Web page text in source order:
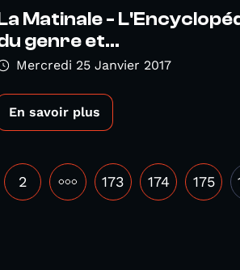
Matinale -
genre et...
Mercredi 25 Janvier 2017
En savoir plus
2 ••• 173 174 175